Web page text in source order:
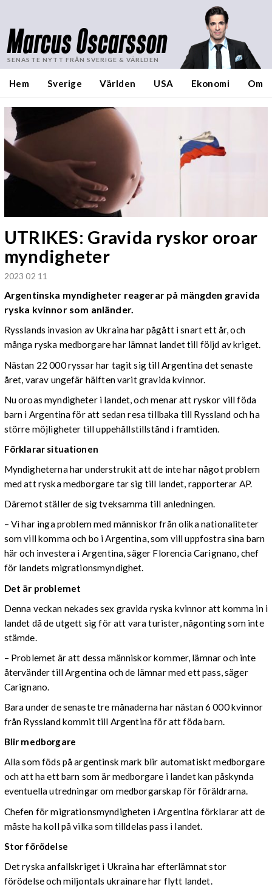
Marcus Oscarsson
SENASTE NYTT FRÅN SVERIGE & VÄRLDEN
Hem Sverige Världen USA Ekonomi Om
UTRIKES: Gravida ryskor oroar
myndigheter
2023 02 11
Argentinska myndigheter reagerar på mängden gravida
ryska kvinnor som anländer.
Rysslands invasion av Ukraina har pågått i snart ett år, och
många ryska medborgare har lämnat landet till följd av kriget.
Nästan 22 000 ryssar har tagit sig till Argentina det senaste
året, varav ungefär hälften varit gravida kvinnor.
Nu oroas myndigheter i landet, och menar att ryskor vill föda
barn i Argentina för att sedan resa tillbaka till Ryssland och ha
större möjligheter till uppehållstillstånd i framtiden.
Förklarar situationen
Myndigheterna har understrukit att de inte har något problem
med att ryska medborgare tar sig till landet, rapporterar AP.
Däremot ställer de sig tveksamma till anledningen.
– Vi har inga problem med människor från olika nationaliteter
som vill komma och bo i Argentina, som vill uppfostra sina barn
här och investera i Argentina, säger Florencia Carignano, chef
för landets migrationsmyndighet.
Det är problemet
Denna veckan nekades sex gravida ryska kvinnor att komma in i
landet då de utgett sig för att vara turister, någonting som inte
stämde.
– Problemet är att dessa människor kommer, lämnar och inte
återvänder till Argentina och de lämnar med ett pass, säger
Carignano.
Bara under de senaste tre månaderna har nästan 6 000 kvinnor
från Ryssland kommit till Argentina för att föda barn.
Blir medborgare
Alla som föds på argentinsk mark blir automatiskt medborgare
och att ha ett barn som är medborgare i landet kan påskynda
eventuella utredningar om medborgarskap för föräldrarna.
Chefen för migrationsmyndigheten i Argentina förklarar att de
måste ha koll på vilka som tilldelas pass i landet.
Stor förödelse
Det ryska anfallskriget i Ukraina har efterlämnat stor
förödelse och miljontals ukrainare har flytt landet.